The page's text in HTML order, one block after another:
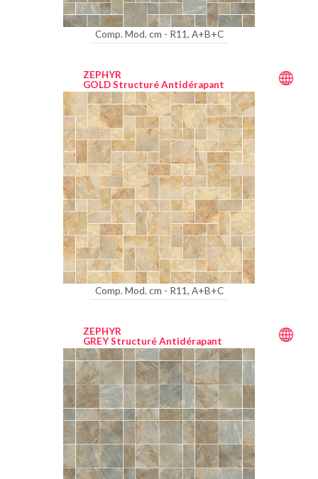
Comp. Mod. cm - R11, A+B+C
ZEPHYR
GOLD Structuré Antidérapant
Comp. Mod. cm - R11, A+B+C
ZEPHYR
GREY Structuré Antidérapant